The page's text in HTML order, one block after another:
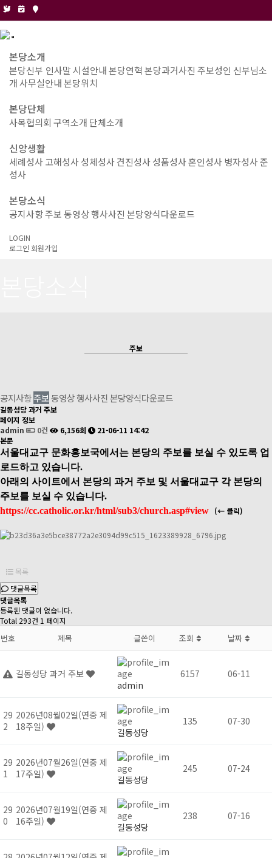
본당소개
본당신부 인사말시설안내본당연혁본당과거사진 주보성인 신부님소
개사무실안내본당위치
본당단체
사목협의회 구역소개 단체소개
신앙생활
세례성사고해성사성체성사견진성사성품성사혼인성사병자성사준
성사
본당소식
공지사항주보동영상행사사진 본당양식다운로드
LOGIN
로그인 회원가입
주보
공지사항주보동영상행사사진 본당양식다운로드
길동성당 과거 주보
페이지 정보
admin
0건 6,156회
21-06-11 14:42
본문
서울대교구 문화홍보국에서는 본당의 주보를 보실 수 있도록 업
로드하고 있습니다.
아래의 사이트에서 본당의 과거 주보 및 서울대교구 각 본당의
주보를 보실 수 있습니다.
https://cc.catholic.or.kr/html/sub3/church.asp#view (← 클릭)
목록
댓글목록
댓글목록
등록된 댓글이 없습니다.
Total 293건 1 페이지
번호 제목 글쓴이 조회 날짜
길동성당 과거 주보
admin
6157 06-11
29
2
2026년08월02일(연중 제
18주일)
길동성당
135 07-30
29
1
2026년07월26일(연중 제
17주일)
길동성당
245 07-24
29
0
2026년07월19일(연중 제
16주일)
길동성당
238 07-16